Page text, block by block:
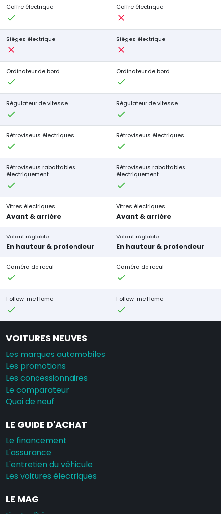
Coffre électrique Coffre électrique
Sièges électrique Sièges électrique
Ordinateur de bord Ordinateur de bord
Régulateur de vitesse Régulateur de vitesse
Rétroviseurs électriques Rétroviseurs électriques
Rétroviseurs rabattables
électriquement
Rétroviseurs rabattables
électriquement
Vitres électriques
Avant & arrière
Vitres électriques
Avant & arrière
Volant réglable
En hauteur & profondeur
Volant réglable
En hauteur & profondeur
Caméra de recul Caméra de recul
Follow-me Home Follow-me Home
VOITURES NEUVES
Les marques automobiles
Les promotions
Les concessionnaires
Le comparateur
Quoi de neuf
LE GUIDE D'ACHAT
Le financement
L'assurance
L'entretien du véhicule
Les voitures électriques
LE MAG